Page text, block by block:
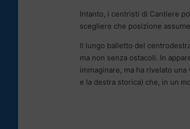
Intanto, i centristi di Cantiere
scegliere che posizione
Il lungo balletto del
ma non senza ostacoli. In
immaginare, ma ha rivelato
e la destra storica) che, in un